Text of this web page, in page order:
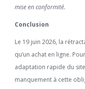
mise en conformité.
Conclusion
Le 19 juin 2026, la
qu’un achat en ligne.
adaptation rapide du
manquement à cette